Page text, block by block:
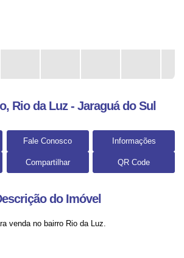
Rio da Luz - Jaraguá do Sul
Fale Conosco Informações
Compartilhar QR Code
do Imóvel
venda no bairro Rio da Luz.